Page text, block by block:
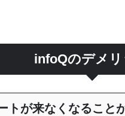
infoQのデメリ
トが来なくなること